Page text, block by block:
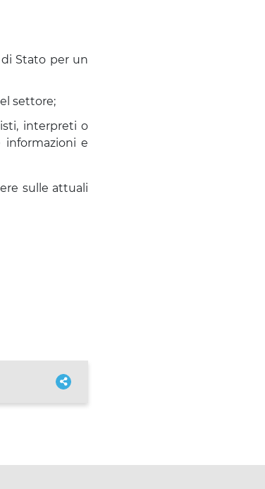
Stato per un
settore;
interpreti o
e
sulle attuali